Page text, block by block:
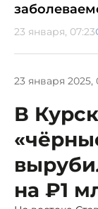
23 января, 07:23
23 января 2025,
В
на ₽1